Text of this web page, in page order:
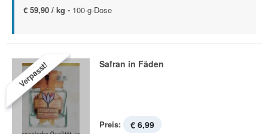
€ 59,90 / kg - 100-g-Dose
Verpasst! Safran in Fäden
Preis: € 6,99